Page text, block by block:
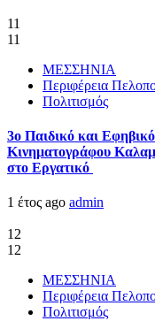
11
11
ΜΕΣΣΗΝΙΑ
Περιφέρεια
Πολιτισμός
3ο Παιδικό και
Κινηματογράφου
στο Εργατικό
1 έτος ago admin
12
12
ΜΕΣΣΗΝΙΑ
Περιφέρεια
Πολιτισμός